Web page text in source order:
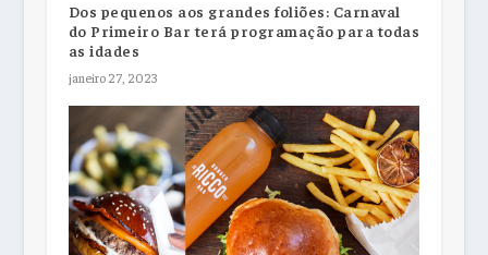
Dos pequenos aos grandes foliões: Carnaval
do Primeiro Bar terá programação para todas
as idades
janeiro 27, 2023